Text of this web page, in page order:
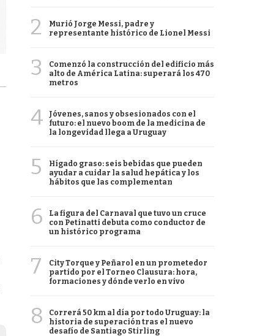
2
Murió Jorge Messi, padre y
representante histórico de Lionel Messi
3
Comenzó la construcción del edificio más
alto de América Latina: superará los 470
metros
4
Jóvenes, sanos y obsesionados con el
futuro: el nuevo boom de la medicina de
la longevidad llega a Uruguay
5
Hígado graso: seis bebidas que pueden
ayudar a cuidar la salud hepática y los
hábitos que las complementan
6
La figura del Carnaval que tuvo un cruce
con Petinatti debuta como conductor de
un histórico programa
7
City Torque y Peñarol en un prometedor
partido por el Torneo Clausura: hora,
formaciones y dónde verlo en vivo
8
Correrá 50 km al día por todo Uruguay: la
historia de superación tras el nuevo
desafío de Santiago Stirling